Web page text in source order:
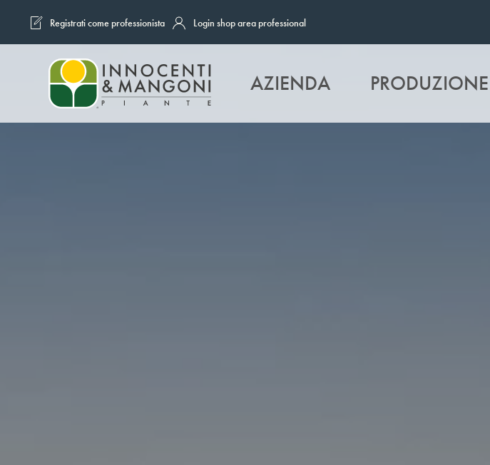
Skip to main content
Registrati come professionista Login shop area professional
AZIENDA PRODUZIONE